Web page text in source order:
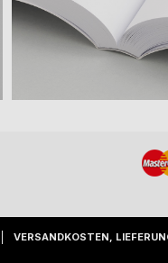
VERSANDKOSTEN,